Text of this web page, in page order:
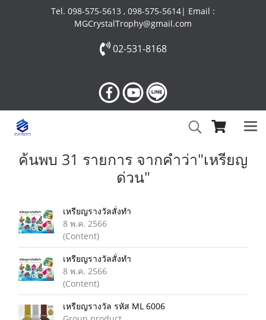
Tel. 098-575-5613 , 098-575-5614| Email :
MGCrystalTrophy@gmail.com
02-531-8168
ค้นพบ 31 รายการ จากคำว่า"เหรียญ
ด่วน"
เหรียญรางวัลสั่งทำ
8 พ.ค. 2566
(Content)
เหรียญรางวัลสั่งทำ
8 พ.ค. 2566
(Content)
เหรียญรางวัล รหัส ML 6006